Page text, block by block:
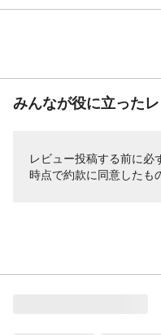
みんなが役に立った
レビュー投稿する前に必
時点で約款に同意したも